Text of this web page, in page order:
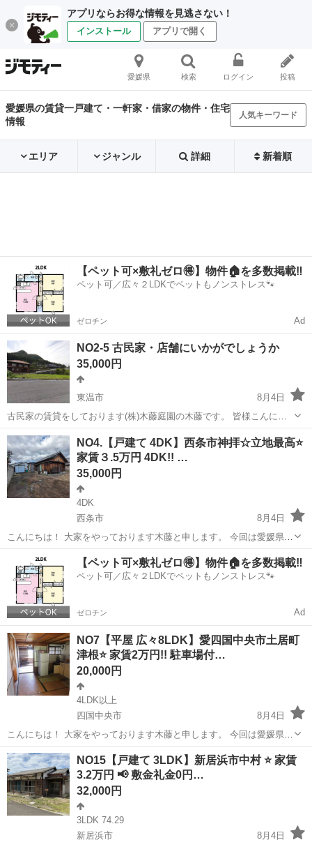
アプリならお得な情報を見逃さない！
インストール アプリで開く
愛媛県 検索 ログイン 投稿
愛媛県の賃貸一戸建て・一軒家・借家の物件・住宅
情報
人気キーワード
エリア ジャンル 詳細 新着順
【ペット可×敷礼ゼロ🉐】物件🏠を多数掲載‼️
ペット可／広々２LDKでペットもノンストレス🐾
ゼロチン Ad
NO2-5 古民家・店舗にいかがでしょうか
35,000円
東温市
8月4日
古民家の賃貸をしております(株)木藤庭園の木藤です。 皆様こんにち
は。 今回ご案内させて頂く物件は 愛媛県東温市河之内にある赤い屋根
が特徴で、 レトロな雰囲気漂う２階建ての建物です。 【毎月の賃
料】...
愛媛 東温市 一戸建て
NO4.【戸建て 4DK】西条市神拝☆立地最高⭐
家賃３.5万円 4DK!! …
35,000円
4DK
西条市
8月4日
こんにちは！ 大家をやっております木藤と申します。 今回は愛媛県西
条市神拝にある戸建ての賃貸募集です。 【毎月の賃料】 家 賃：
35,000円 保証費：1,300円（保証会社への支払い分） －－－－－－
－...
一戸建て 無料
【ペット可×敷礼ゼロ🉐】物件🏠を多数掲載‼️
ペット可／広々２LDKでペットもノンストレス🐾
ゼロチン Ad
NO7【平屋 広々8LDK】愛四国中央市土居町
津根⭐ 家賃2万円!! 駐車場付…
20,000円
4LDK以上
四国中央市
8月4日
こんにちは！ 大家をやっております木藤と申します。 今回は愛媛県四
国中央市土居町津根にある戸建ての賃貸募集です。 【毎月の賃料】
家 賃：18,700円 管理費：0円 保証費：1,300円（保証会社への支...
愛媛 四国中央市 一戸建て 無料
NO15【戸建て 3LDK】新居浜市中村 ⭐ 家賃
3.2万円 📢 敷金礼金0円…
32,000円
3LDK 74.29
新居浜市
8月4日